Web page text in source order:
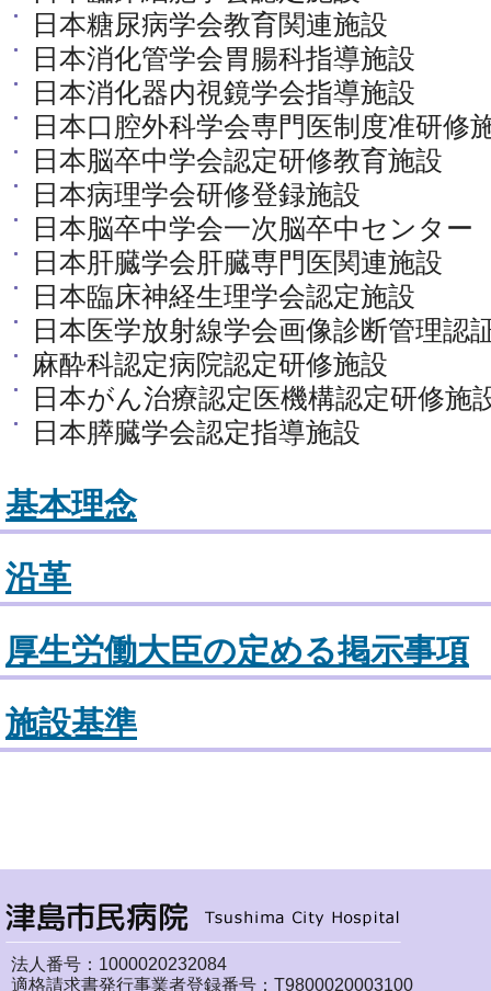
日本糖尿病学会教育関連施設
日本消化管学会胃腸科指導施設
日本消化器内視鏡学会指導施設
日本口腔外科学会専門医制度准研修
日本脳卒中学会認定研修教育施設
日本病理学会研修登録施設
日本脳卒中学会一次脳卒中センター
日本肝臓学会肝臓専門医関連施設
日本臨床神経生理学会認定施設
日本医学放射線学会画像診断管理認
麻酔科認定病院認定研修施設
日本がん治療認定医機構認定研修施
日本膵臓学会認定指導施設
基本理念
沿革
厚生労働大臣の定める掲示事項
施設基準
法人番号：1000020232084
適格請求書発行事業者登録番号：T9800020003100